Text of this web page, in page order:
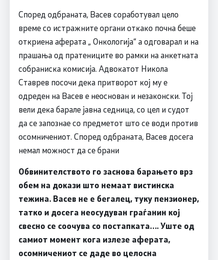
Според одбраната, Васев соработувал цело
време со истражните органи откако почна беше
откриена аферата „ Онкологија“ a одговарал и на
прашања од пратениците во рамки на анкетната
собраниска комисија. Адвокатот Никола
Ставрев посочи дека притворот кој му е
одреден на Васев е неоснован и незаконски. Тој
вели дека барале јавна седница, со цел и судот
да се запознае со предметот што се води против
осомничениот. Според одбраната, Васев досега
немал можност да се брани
Обвинителството го заснова барањето врз
обем на докази што немаат вистинска
тежина. Васев не е бегалец, туку пензионер,
татко и досега неосудуван граѓанин кој
свесно се соочува со постапката…. Уште од
самиот момент кога излезе аферата,
осомничениот се даде во целосна